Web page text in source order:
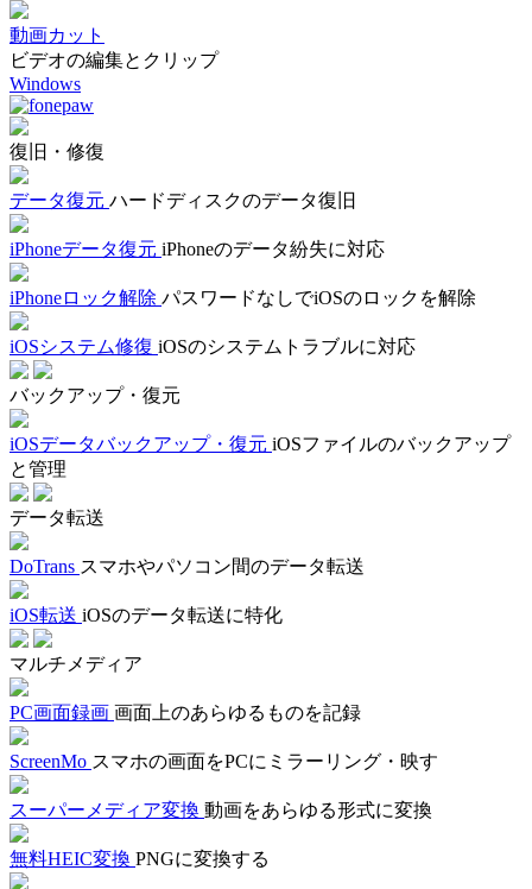
動画カット
ビデオの編集とクリップ
Windows
復旧・修復
データ復元 ハードディスクのデータ復旧
iPhoneデータ復元 iPhoneのデータ紛失に対応
iPhoneロック解除 パスワードなしでiOSのロックを解除
iOSシステム修復 iOSのシステムトラブルに対応
バックアップ・復元
iOSデータバックアップ・復元 iOSファイルのバックアップ
と管理
データ転送
DoTrans スマホやパソコン間のデータ転送
iOS転送 iOSのデータ転送に特化
マルチメディア
PC画面録画 画面上のあらゆるものを記録
ScreenMo スマホの画面をPCにミラーリング・映す
スーパーメディア変換 動画をあらゆる形式に変換
無料HEIC変換 PNGに変換する